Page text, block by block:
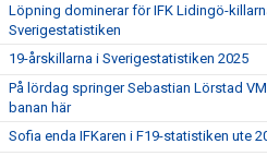
Löpning dominerar för IFK Lidingö-
Sverigestatistiken
19-årskillarna i Sverigestatistiken 2025
På lördag springer Sebastian Lörstad
banan här
Sofia enda IFKaren i F19-statistiken ute